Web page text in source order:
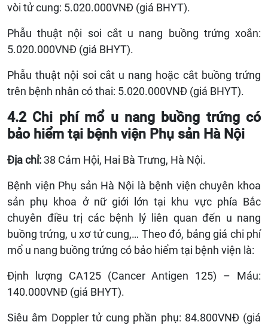
vòi tử cung: 5.020.000VNĐ (giá BHYT).
Phẫu thuật nội soi cắt u nang buồng trứng xoắn:
5.020.000VNĐ (giá BHYT).
Phẫu thuật nội soi cắt u nang hoặc cắt buồng trứng
trên bệnh nhân có thai: 5.020.000VNĐ (giá BHYT).
4.2 Chi phí mổ u nang buồng trứng có
bảo hiểm tại bệnh viện Phụ sản Hà Nội
Địa chỉ: 38 Cảm Hội, Hai Bà Trưng, Hà Nội.
Bệnh viện Phụ sản Hà Nội là bệnh viện chuyên khoa
sản phụ khoa ở nữ giới lớn tại khu vực phía Bắc
chuyên điều trị các bệnh lý liên quan đến u nang
buồng trứng, u xơ tử cung,… Theo đó, bảng giá chi phí
mổ u nang buồng trứng có bảo hiểm tại bệnh viện là:
Định lượng CA125 (Cancer Antigen 125) – Máu:
140.000VNĐ (giá BHYT).
Siêu âm Doppler tử cung phần phụ: 84.800VNĐ (giá